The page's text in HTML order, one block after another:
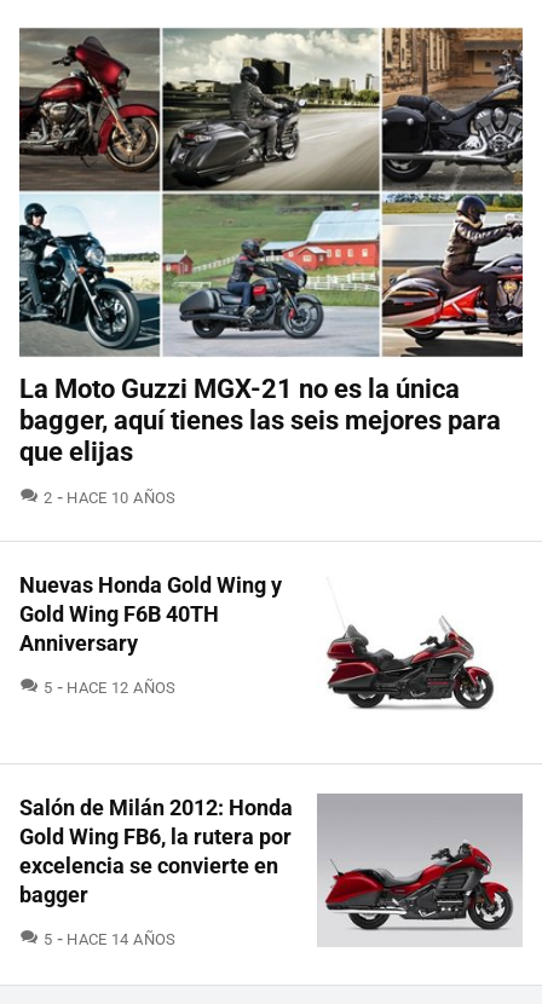
La Moto Guzzi MGX-21 no es la única
bagger, aquí tienes las seis mejores para
que elijas
2 COMENTARIOS
HACE 10 AÑOS
Nuevas Honda Gold Wing y
Gold Wing F6B 40TH
Anniversary
5 COMENTARIOS
HACE 12 AÑOS
Salón de Milán 2012: Honda
Gold Wing FB6, la rutera por
excelencia se convierte en
bagger
5 COMENTARIOS
HACE 14 AÑOS